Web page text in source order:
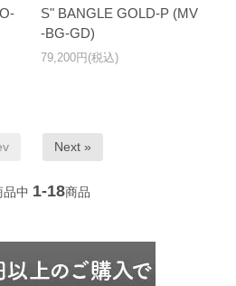
S" BANGLE GOLD-P (MV
-BG-GD)
79,200円(税込)
Next »
品中 1-18商品